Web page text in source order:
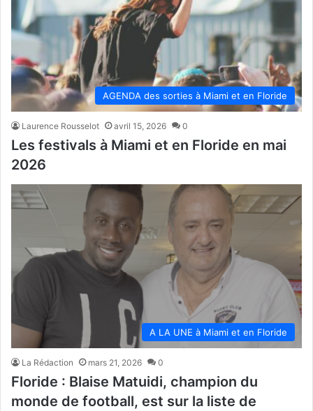
AGENDA des sorties à Miami et en Floride
Laurence Rousselot avril 15, 2026 0
Les festivals à Miami et en Floride en mai
2026
A LA UNE à Miami et en Floride
La Rédaction mars 21, 2026 0
Floride : Blaise Matuidi, champion du
monde de football, est sur la liste de